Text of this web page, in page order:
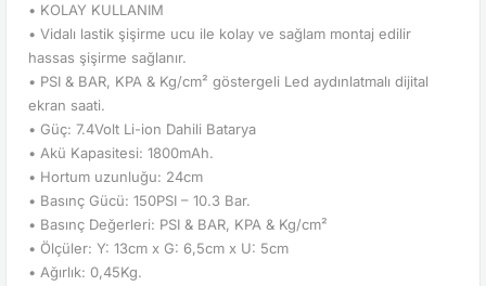
• KOLAY KULLANIM
• Vidalı lastik şişirme ucu ile kolay ve sağlam montaj edilir
hassas şişirme sağlanır.
• PSI & BAR, KPA & Kg/cm² göstergeli Led aydınlatmalı dijital
ekran saati.
• Güç: 7.4Volt Li-ion Dahili Batarya
• Akü Kapasitesi: 1800mAh.
• Hortum uzunluğu: 24cm
• Basınç Gücü: 150PSI – 10.3 Bar.
• Basınç Değerleri: PSI & BAR, KPA & Kg/cm²
• Ölçüler: Y: 13cm x G: 6,5cm x U: 5cm
• Ağırlık: 0,45Kg.